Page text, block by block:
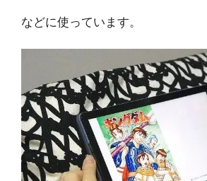
などに使っています。